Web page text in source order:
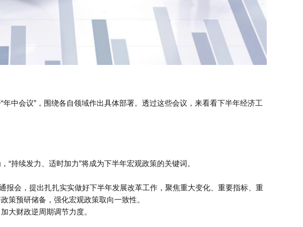
中会议”，围绕各自领域作出具体部署。透过这些会议，来看看下半年经济工
持续发力、适时加力”将成为下半年宏观政策的关键词。
报会，提出扎扎实实做好下半年发展改革工作，聚焦重大变化、重要指标、重
策预研储备，强化宏观政策取向一致性。
大财政逆周期调节力度。